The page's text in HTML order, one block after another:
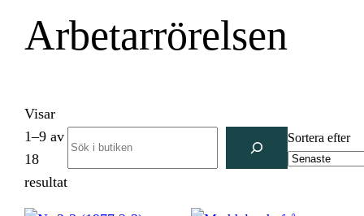
Arbetarrörelsen
Visar
1–9 av
18
resultatSortera
Sortera efter